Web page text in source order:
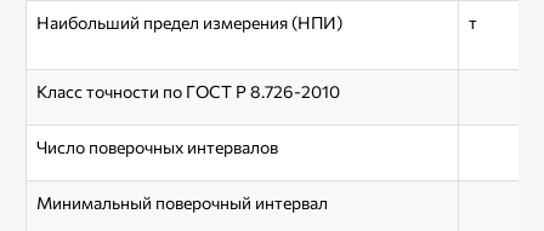
Наибольший предел измерения (НПИ) т
Класс точности по ГОСТ Р 8.726-2010
Число поверочных интервалов
Минимальный поверочный интервал